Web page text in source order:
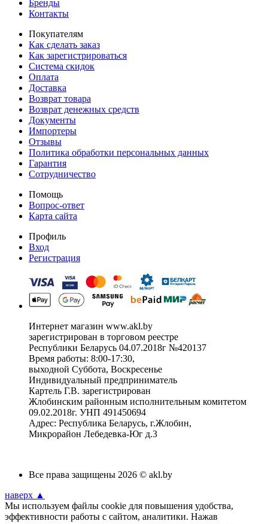
Бренды
Контакты
Покупателям
Как сделать заказ
Как зарегистрироваться
Система скидок
Оплата
Доставка
Возврат товара
Возврат денежных средств
Документы
Импортеры
Отзывы
Политика обработки персональных данных
Гарантия
Сотрудничество
Помощь
Вопрос-ответ
Карта сайта
Профиль
Вход
Регистрация
Интернет магазин www.akl.by
зарегистрирован в торговом реестре
Республики Беларусь 04.07.2018г №420137
Время работы: 8:00-17:30,
выходной Суббота, Воскресенье
Индивидуальный предприниматель
Картель Г.В. зарегистрирован
Жлобинским районным исполнительным комитетом
09.02.2018г. УНП 491450694
Адрес: Республика Беларусь, г.Жлобин,
Микрорайон Лебедевка-Юг д.3
Все права защищены 2026 © akl.by
наверх ▲
Мы используем файлы cookie для повышения удобства,
эффективности работы с сайтом, аналитики. Нажав